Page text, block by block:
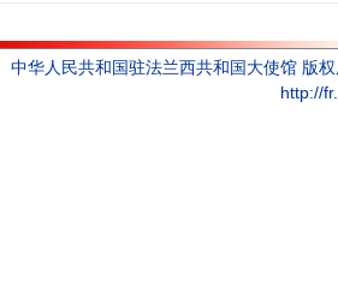
中华人民共和国驻法兰西共和国大使馆 版
http://